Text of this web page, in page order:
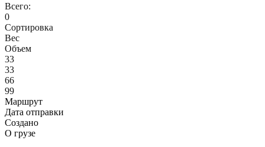
Всего:
0
Сортировка
Вес
Объем
33
33
66
99
Маршрут
Дата отправки
Создано
О грузе